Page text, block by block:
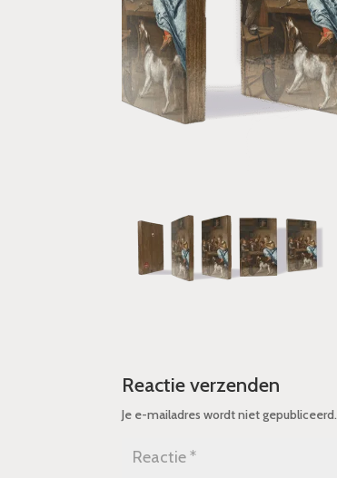
Reactie verzenden
Je e-mailadres wordt niet gepubliceerd.